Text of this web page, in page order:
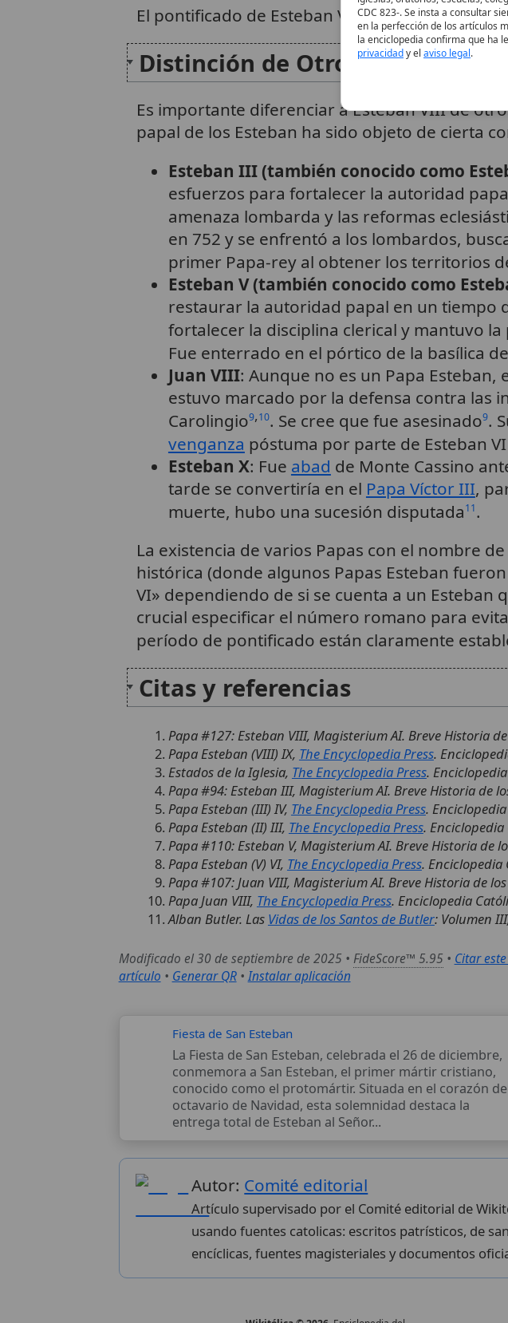
El pontificado de Esteban VIII concluyó con su
Distinción de Otros Papas
Es importante diferenciar a Esteban VIII de
papal de los Esteban ha sido objeto de cierta
Esteban III (también conocido como
esfuerzos para fortalecer la autoridad
amenaza lombarda y las reformas
en 752 y se enfrentó a los lombardos,
primer Papa-rey al obtener los territorios
Esteban V (también conocido como
restaurar la autoridad papal en un tiempo
fortalecer la disciplina clerical y mantuvo
Fue enterrado en el pórtico de la basílica
Juan VIII: Aunque no es un Papa
estuvo marcado por la defensa contra las
Carolingio9,10. Se cree que fue asesinado9.
venganza póstuma por parte de Esteban
Esteban X: Fue abad de Monte Cassino
tarde se convertiría en el Papa Víctor III,
muerte, hubo una sucesión disputada11.
La existencia de varios Papas con el nombre
histórica (donde algunos Papas Esteban
VI» dependiendo de si se cuenta a un Esteban
crucial especificar el número romano para
período de pontificado están claramente
Citas y referencias
Papa #127: Esteban VIII, Magisterium AI. Breve Historia
Papa Esteban (VIII) IX, The Encyclopedia Press.
Estados de la Iglesia, The Encyclopedia Press.
Papa #94: Esteban III, Magisterium AI. Breve Historia de
Papa Esteban (III) IV, The Encyclopedia Press.
Papa Esteban (II) III, The Encyclopedia Press. Enciclopedia
Papa #110: Esteban V, Magisterium AI. Breve Historia de
Papa Esteban (V) VI, The Encyclopedia Press. Enciclopedia
Papa #107: Juan VIII, Magisterium AI. Breve Historia de
Papa Juan VIII, The Encyclopedia Press. Enciclopedia
Alban Butler. Las Vidas de los Santos de Butler: Volumen
Modificado el 30 de septiembre de 2025 • FideScore™ 5.95 • Citar
artículo • Generar QR•Instalar aplicación
Fiesta de San Esteban
La Fiesta de San Esteban, celebrada el 26 de diciembre,
conmemora a San Esteban, el primer mártir cristiano,
conocido como el protomártir. Situada en el corazón
octavario de Navidad, esta solemnidad destaca la
entrega total de Esteban al Señor...
Autor: Comité editorial
Artículo supervisado por el Comité editorial de
usando fuentes catolicas: escritos patrísticos, de
encíclicas, fuentes magisteriales y documentos
CDC 823-. Se insta a consultar
en la perfección de los artículos
la enciclopedia confirma que ha
privacidady el aviso legal.